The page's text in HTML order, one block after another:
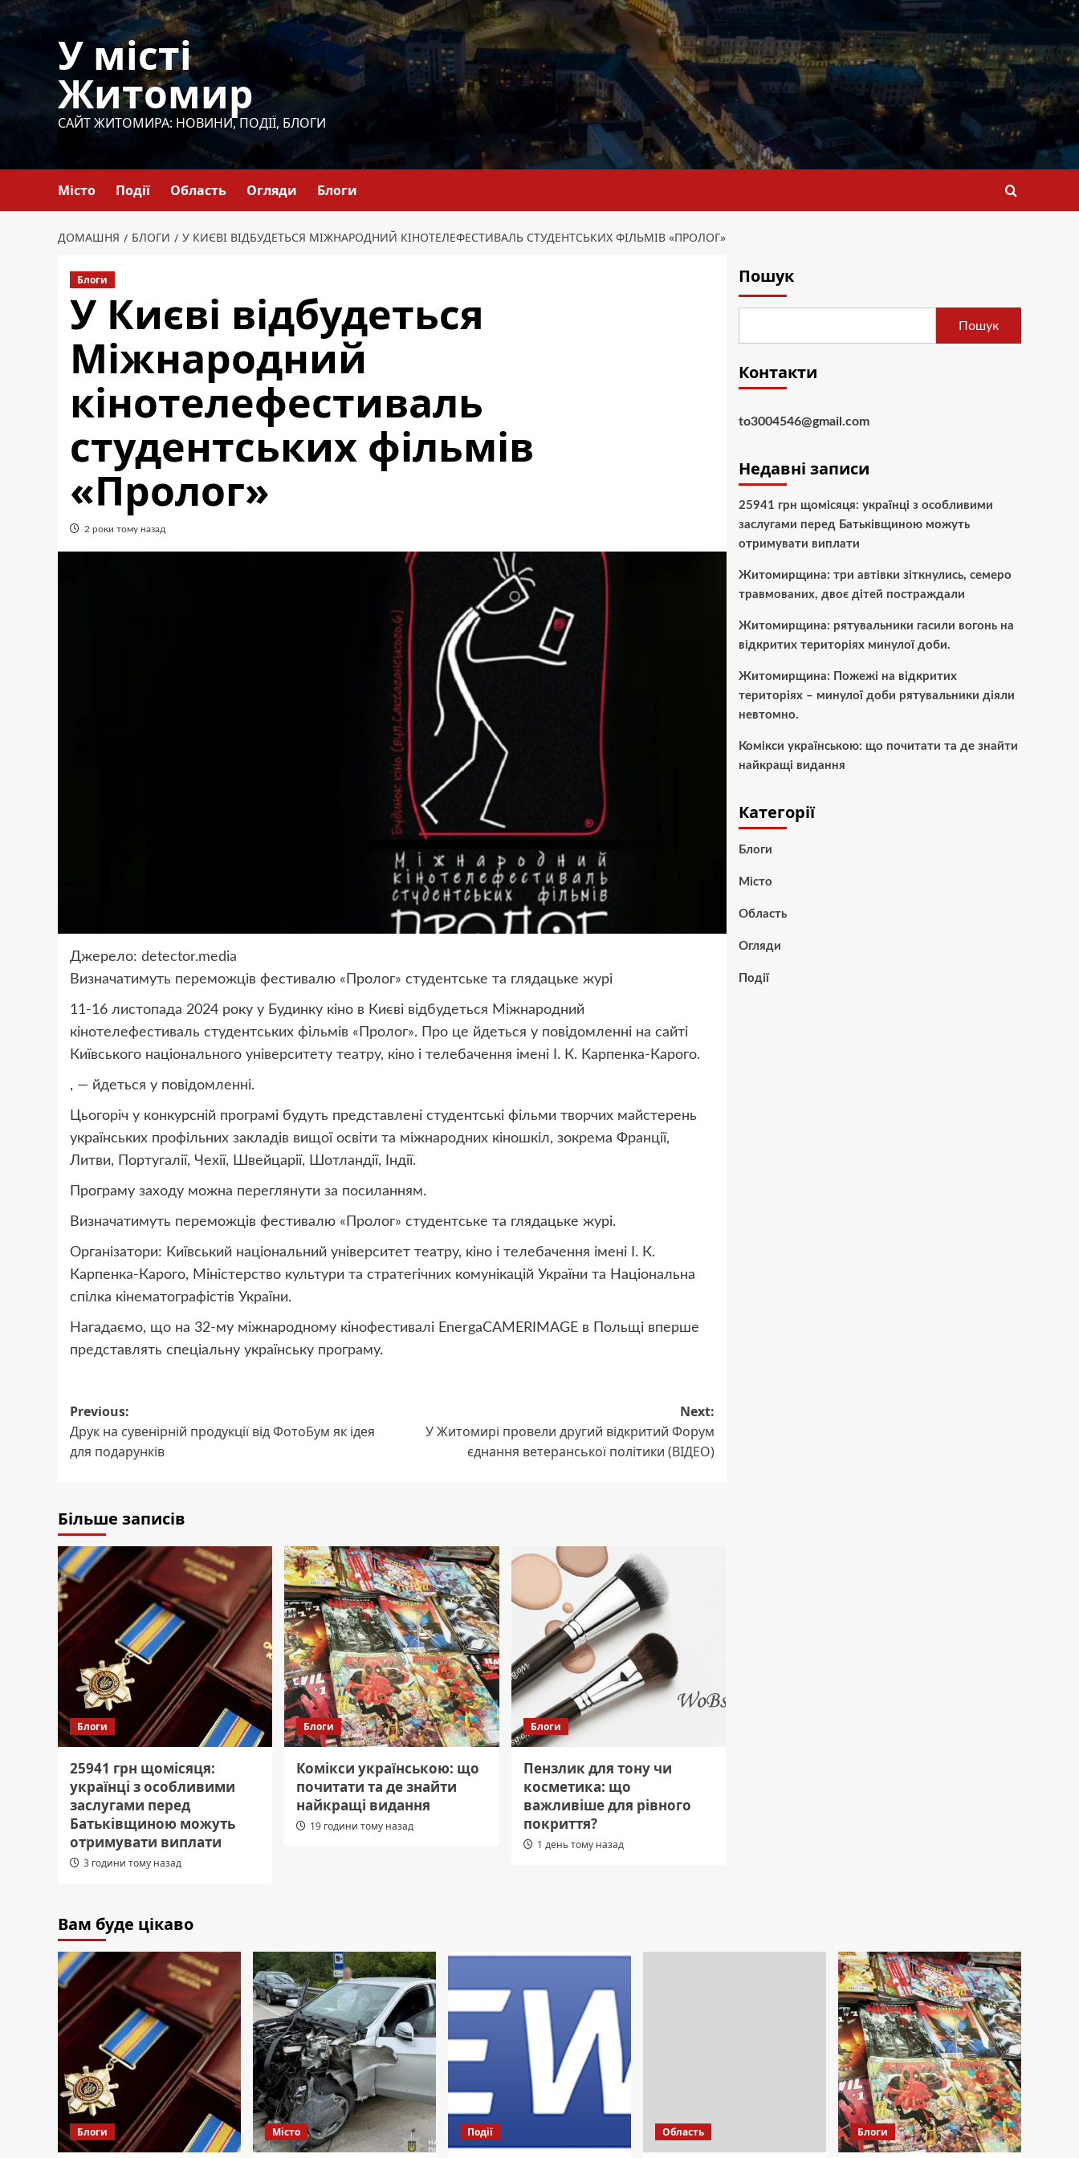
Перейти
У місті
Житомир
САЙТ ЖИТОМИРА: НОВИНИ, ПОДІЇ, БЛОГИ
Місто Події Область Огляди Блоги
ДОМАШНЯ БЛОГИ У КИЄВІ ВІДБУДЕТЬСЯ МІЖНАРОДНИЙ КІНОТЕЛЕФЕСТИВАЛЬ СТУДЕНТСЬКИХ ФІЛЬМІВ «ПРОЛОГ»
Блоги
У Києві відбудеться
Міжнародний
кінотелефестиваль
студентських фільмів
«Пролог»
2 роки тому назад
Джерело: detector.media
Визначатимуть переможців фестивалю «Пролог» студентське та глядацьке журі
11-16 листопада 2024 року у Будинку кіно в Києві відбудеться Міжнародний
кінотелефестиваль студентських фільмів «Пролог». Про це йдеться у повідомленні на сайті
Київського національного університету театру, кіно і телебачення іменi І. К. Карпенка-Карого.
, — йдеться у повідомленні.
Цьогоріч у конкурсній програмі будуть представлені студентські фільми творчих майстерень
українських профільних закладів вищої освіти та міжнародних кіношкіл, зокрема Франції,
Литви, Португалії, Чехії, Швейцарії, Шотландії, Індії.
Програму заходу можна переглянути за посиланням.
Визначатимуть переможців фестивалю «Пролог» студентське та глядацьке журі.
Організатори: Київський національний університет театру, кіно і телебачення імені І. К.
Карпенка-Карого, Міністерство культури та стратегічних комунікацій України та Національна
спілка кінематографістів України.
Нагадаємо, що на 32-му міжнародному кінофестивалі EnergaCAMERIMAGE в Польщі вперше
представлять спеціальну українську програму.
Post
navigation
Previous:
Друк на сувенірній продукції від ФотоБум як ідея
для подарунків
Next:
У Житомирі провели другий відкритий Форум
єднання ветеранської політики (ВІДЕО)
Більше записів
Блоги
25941 грн щомісяця:
українці з особливими
заслугами перед
Батьківщиною можуть
отримувати виплати
3 години тому назад
Блоги
Комікси українською: що
почитати та де знайти
найкращі видання
19 години тому назад
Блоги
Пензлик для тону чи
косметика: що
важливіше для рівного
покриття?
1 день тому назад
Пошук
Пошук
Контакти
to3004546@gmail.com
Недавні записи
25941 грн щомісяця: українці з особливими
заслугами перед Батьківщиною можуть
отримувати виплати
Житомирщина: три автівки зіткнулись, семеро
травмованих, двоє дітей постраждали
Житомирщина: рятувальники гасили вогонь на
відкритих територіях минулої доби.
Житомирщина: Пожежі на відкритих
територіях – минулої доби рятувальники діяли
невтомно.
Комікси українською: що почитати та де знайти
найкращі видання
Категорії
Блоги
Місто
Область
Огляди
Події
Вам буде цікаво
Блоги Місто Події Область Блоги